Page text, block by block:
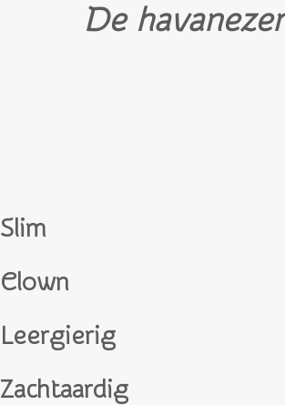
De havanezer
Slim
Clown
Leergierig
Zachtaardig